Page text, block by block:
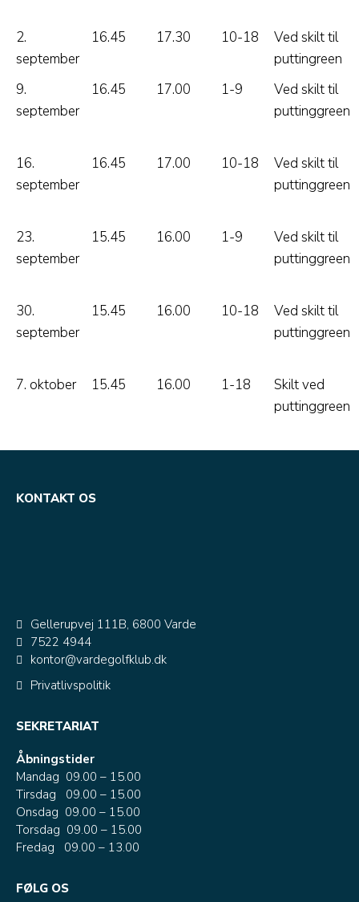
2.
september
16.45 17.30 10-18
Ved skilt til
puttingreen
9.
september
16.45 17.00 1-9
Ved skilt til
puttinggreen
16.
september
16.45 17.00 10-18
Ved skilt til
puttinggreen
23.
september
15.45 16.00 1-9
Ved skilt til
puttinggreen
30.
september
15.45 16.00 10-18
Ved skilt til
puttinggreen
7. oktober 15.45 16.00 1-18
Skilt ved
puttinggreen
KONTAKT OS
Gellerupvej 111B, 6800 Varde
7522 4944
kontor@vardegolfklub.dk
Privatlivspolitik
SEKRETARIAT
Åbningstider
Mandag 09.00 – 15.00
Tirsdag 09.00 – 15.00
Onsdag 09.00 – 15.00
Torsdag 09.00 – 15.00
Fredag 09.00 – 13.00
FØLG OS